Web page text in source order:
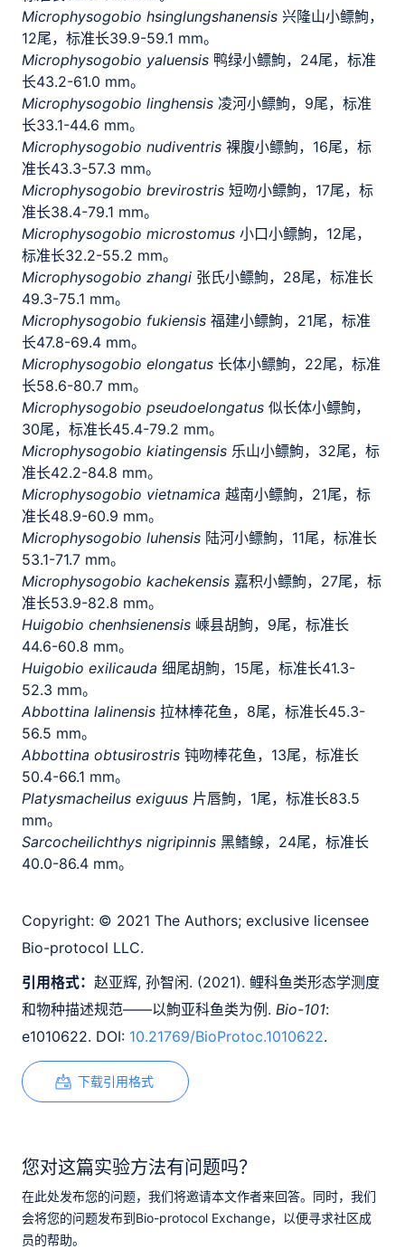
Microphysogobio hsinglungshanensis 兴隆山小鳔鮈，
12尾，标准长39.9-59.1 mm。
Microphysogobio yaluensis 鸭绿小鳔鮈，24尾，标准
长43.2-61.0 mm。
Microphysogobio linghensis 凌河小鳔鮈，9尾，标准
长33.1-44.6 mm。
Microphysogobio nudiventris 裸腹小鳔鮈，16尾，标
准长43.3-57.3 mm。
Microphysogobio brevirostris 短吻小鳔鮈，17尾，标
准长38.4-79.1 mm。
Microphysogobio microstomus 小口小鳔鮈，12尾，
标准长32.2-55.2 mm。
Microphysogobio zhangi 张氏小鳔鮈，28尾，标准长
49.3-75.1 mm。
Microphysogobio fukiensis 福建小鳔鮈，21尾，标准
长47.8-69.4 mm。
Microphysogobio elongatus 长体小鳔鮈，22尾，标准
长58.6-80.7 mm。
Microphysogobio pseudoelongatus 似长体小鳔鮈，
30尾，标准长45.4-79.2 mm。
Microphysogobio kiatingensis 乐山小鳔鮈，32尾，标
准长42.2-84.8 mm。
Microphysogobio vietnamica 越南小鳔鮈，21尾，标
准长48.9-60.9 mm。
Microphysogobio luhensis 陆河小鳔鮈，11尾，标准长
53.1-71.7 mm。
Microphysogobio kachekensis 嘉积小鳔鮈，27尾，标
准长53.9-82.8 mm。
Huigobio chenhsienensis 嵊县胡鮈，9尾，标准长
44.6-60.8 mm。
Huigobio exilicauda 细尾胡鮈，15尾，标准长41.3-
52.3 mm。
Abbottina lalinensis 拉林棒花鱼，8尾，标准长45.3-
56.5 mm。
Abbottina obtusirostris 钝吻棒花鱼，13尾，标准长
50.4-66.1 mm。
Platysmacheilus exiguus 片唇鮈，1尾，标准长83.5
mm。
Sarcocheilichthys nigripinnis 黑鳍鳈，24尾，标准长
40.0-86.4 mm。
Copyright: © 2021 The Authors; exclusive licensee
Bio-protocol LLC.
引用格式： 赵亚辉, 孙智闲. (2021). 鲤科鱼类形态学测度
和物种描述规范——以鮈亚科鱼类为例. Bio-101:
e1010622. DOI: 10.21769/BioProtoc.1010622.
下载引用格式
您对这篇实验方法有问题吗？
在此处发布您的问题，我们将邀请本文作者来回答。同时，我们
会将您的问题发布到Bio-protocol Exchange，以便寻求社区成
员的帮助。